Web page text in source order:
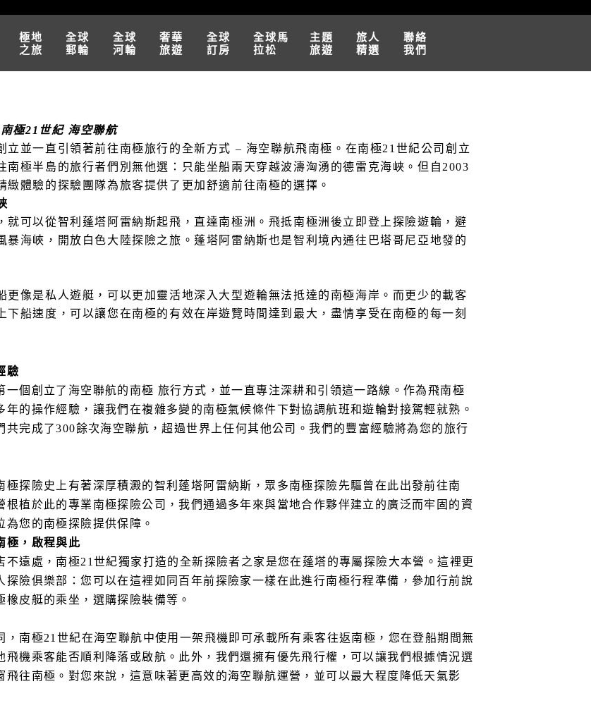
極地
之旅
全球
郵輪
全球
河輪
奢華
旅遊
全球
訂房
全球馬
拉松
主題
旅遊
旅人
精選
聯絡
我們
南極21世紀 海空聯航
立並一直引領著前往南極旅行的全新方式 – 海空聯航飛南極。在南極21世紀公司創立
南極半島的旅行者們別無他選：只能坐船兩天穿越波濤洶湧的德雷克海峽。但自2003
緻體驗的探驗團隊為旅客提供了更加舒適前往南極的選擇。
就可以從智利蓬塔阿雷納斯起飛，直達南極洲。飛抵南極洲後立即登上探險遊輪，避
暴海峽，開放白色大陸探險之旅。蓬塔阿雷納斯也是智利境內通往巴塔哥尼亞地發的
更像是私人遊艇，可以更加靈活地深入大型遊輪無法抵達的南極海岸。而更少的載客
下船速度，可以讓您在南極的有效在岸遊覽時間達到最大，盡情享受在南極的每一刻
驗
一個創立了海空聯航的南極 旅行方式，並一直專注深耕和引領這一路線。作為飛南極
年的操作經驗，讓我們在複雜多變的南極氣候條件下對協調航班和遊輪對接駕輕就熟。
共完成了300餘次海空聯航，超過世界上任何其他公司。我們的豐富經驗將為您的旅行
極探險史上有著深厚積澱的智利蓬塔阿雷納斯，眾多南極探險先驅曾在此出發前往南
根植於此的專業南極探險公司，我們通過多年來與當地合作夥伴建立的廣泛而牢固的資
為您的南極探險提供保障。
極，啟程與此
不遠處，南極21世紀獨家打造的全新探險者之家是您在蓬塔的專屬探險大本營。這裡更
探險俱樂部：您可以在這裡如同百年前探險家一樣在此進行南極行程準備，參加行前說
橡皮艇的乘坐，選購探險裝備等。
，南極21世紀在海空聯航中使用一架飛機即可承載所有乘客往返南極，您在登船期間無
飛機乘客能否順利降落或啟航。此外，我們還擁有優先飛行權，可以讓我們根據情況選
飛往南極。對您來說，這意味著更高效的海空聯航運營，並可以最大程度降低天氣影